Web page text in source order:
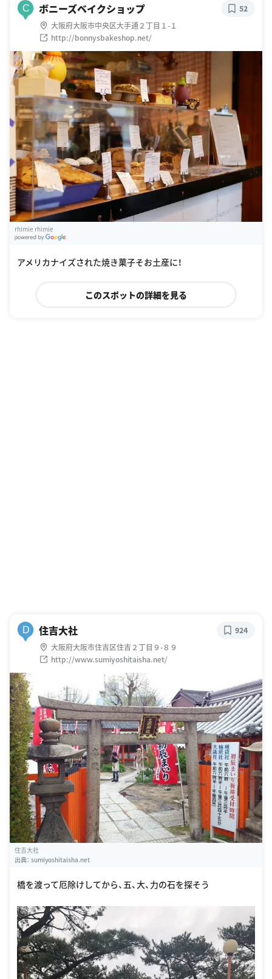
C ボニーズベイクショップ
大阪府大阪市中央区大手通２丁目１-１
http://bonnysbakeshop.net/
52
rhimie rhimie
アメリカナイズされた焼き菓子そお土産に！
このスポットの詳細を見る
D 住吉大社
大阪府大阪市住吉区住吉２丁目９-８９
http://www.sumiyoshitaisha.net/
924
住吉大社
出典： sumiyoshitaisha.net
橋を渡って厄除けしてから、五、大、力の石を探そう